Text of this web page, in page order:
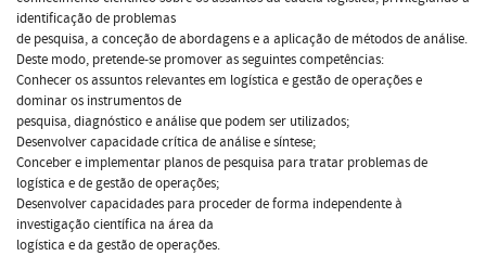
identificação de problemas
de pesquisa, a conceção de abordagens e a aplicação de métodos de análise.
Deste modo, pretende-se promover as seguintes competências:
Conhecer os assuntos relevantes em logística e gestão de operações e
dominar os instrumentos de
pesquisa, diagnóstico e análise que podem ser utilizados;
Desenvolver capacidade crítica de análise e síntese;
Conceber e implementar planos de pesquisa para tratar problemas de
logística e de gestão de operações;
Desenvolver capacidades para proceder de forma independente à
investigação científica na área da
logística e da gestão de operações.